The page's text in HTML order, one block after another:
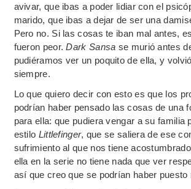
avivar, que ibas a poder lidiar con el
marido, que ibas a dejar de ser una
Pero no. Si las cosas te iban mal antes,
fueron peor.Dark Sansa se murió antes
pudiéramos ver un poquito de ella, y
siempre.
Lo que quiero decir con esto es que los
podrían haber pensado las cosas de una
para ella: que pudiera vengar a su familia
estilo Littlefinger, que se saliera de ese
sufrimiento al que nos tiene
ella en la serie no tiene nada que ver
así que creo que se podrían haber